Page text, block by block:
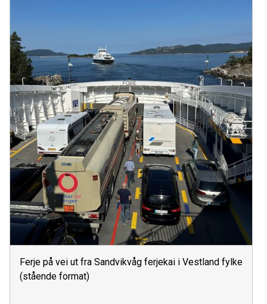
Ferje på vei ut fra Sandvikvåg ferjekai i Vestland fylke
(stående format)